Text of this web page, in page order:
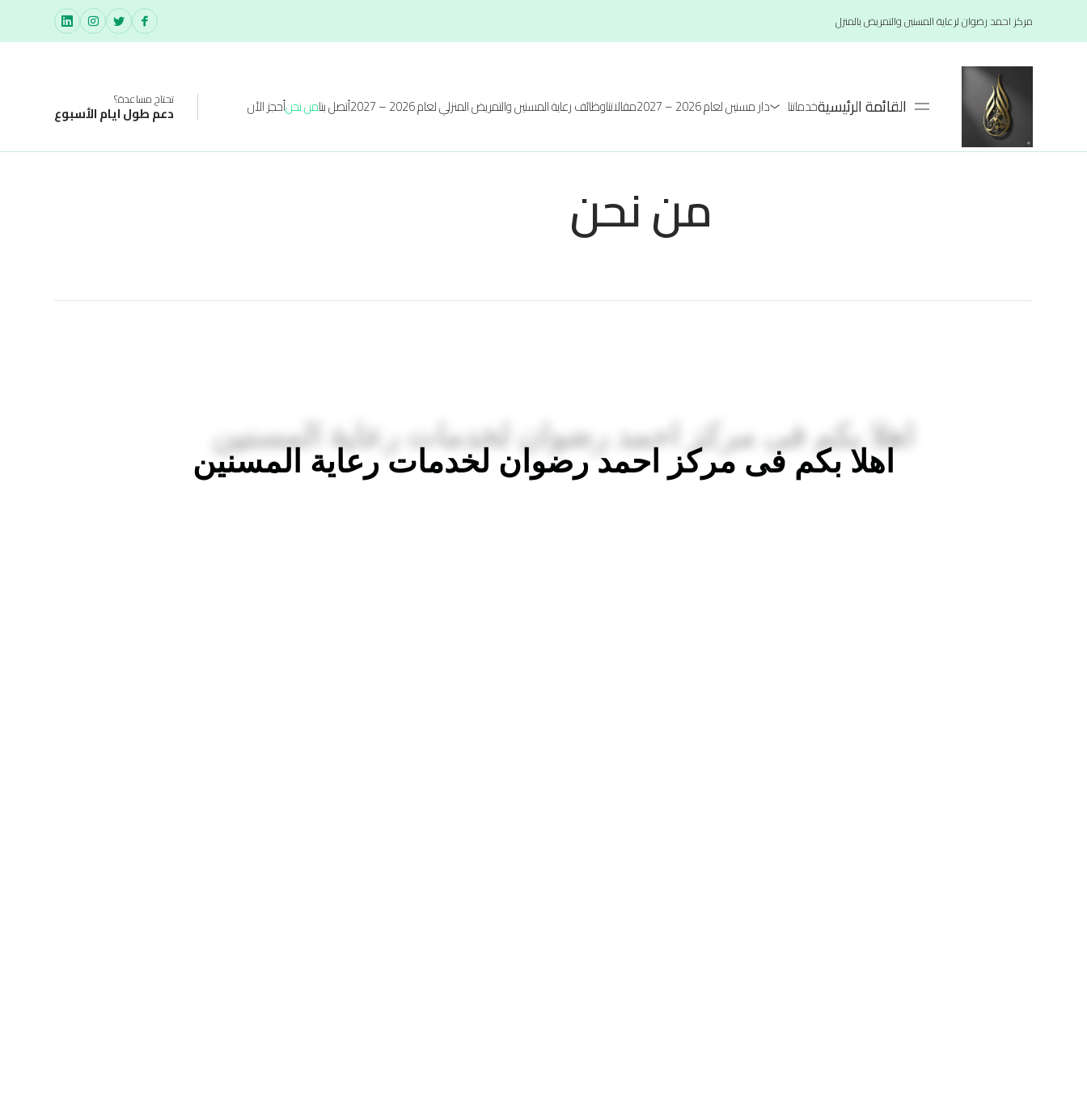
مركز احمد رضوان لرعاية المسنين والتمريض بالمنزل
القائمة الرئيسيةخدماتنا دار مسنين لعام 2026 – 2027 مقالاتناوظائف رعاية المسنين والتمريض المنزلي لعام 2026 – 2027 أتصل بنامن نحنأحجز الأن تحتاج مساعدة؟
دعم طول ايام الأسبوع
من نحن
اهلا بكم فى مركز احمد رضوان لخدمات رعاية المسنين